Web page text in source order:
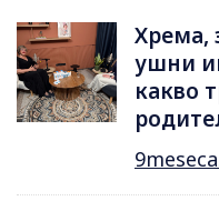
Хрема,
ушни
какво